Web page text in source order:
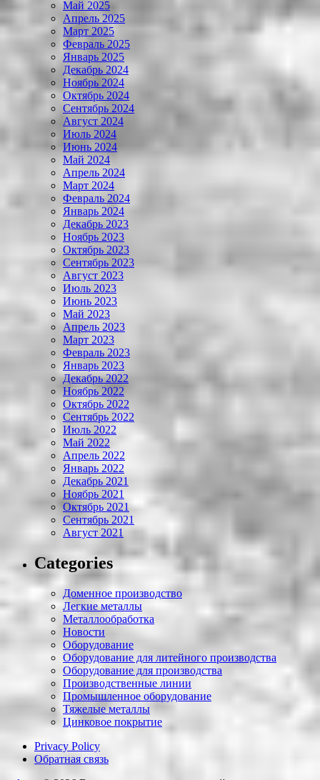
Май 2025
Апрель 2025
Март 2025
Февраль 2025
Январь 2025
Декабрь 2024
Ноябрь 2024
Октябрь 2024
Сентябрь 2024
Август 2024
Июль 2024
Июнь 2024
Май 2024
Апрель 2024
Март 2024
Февраль 2024
Январь 2024
Декабрь 2023
Ноябрь 2023
Октябрь 2023
Сентябрь 2023
Август 2023
Июль 2023
Июнь 2023
Май 2023
Апрель 2023
Март 2023
Февраль 2023
Январь 2023
Декабрь 2022
Ноябрь 2022
Октябрь 2022
Сентябрь 2022
Июль 2022
Май 2022
Апрель 2022
Январь 2022
Декабрь 2021
Ноябрь 2021
Октябрь 2021
Сентябрь 2021
Август 2021
Categories
Доменное производство
Легкие металлы
Металлообработка
Новости
Оборудование
Оборудование для литейного производства
Оборудование для производства
Производственные линии
Промышленное оборудование
Тяжелые металлы
Цинковое покрытие
Privacy Policy
Обратная связь